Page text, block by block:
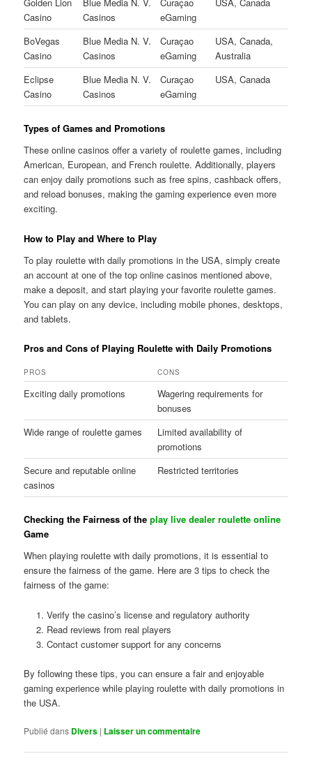
Casino
Casinos
eGaming
BoVegas
Casino
Blue Media N. V.
Casinos
Curaçao
eGaming
USA, Canada,
Australia
Eclipse
Casino
Blue Media N. V.
Casinos
Curaçao
eGaming
USA, Canada
Types of Games and Promotions
These online casinos offer a variety of roulette games, including
American, European, and French roulette. Additionally, players
can enjoy daily promotions such as free spins, cashback offers,
and reload bonuses, making the gaming experience even more
exciting.
How to Play and Where to Play
To play roulette with daily promotions in the USA, simply create
an account at one of the top online casinos mentioned above,
make a deposit, and start playing your favorite roulette games.
You can play on any device, including mobile phones, desktops,
and tablets.
Pros and Cons of Playing Roulette with Daily Promotions
PROS CONS
Exciting daily promotions
Wagering requirements for
bonuses
Wide range of roulette games
Limited availability of
promotions
Secure and reputable online
casinos
Restricted territories
Checking the Fairness of theplay live dealer roulette online
Game
When playing roulette with daily promotions, it is essential to
ensure the fairness of the game. Here are 3 tips to check the
fairness of the game:
Verify the casino’s license and regulatory authority
Read reviews from real players
Contact customer support for any concerns
By following these tips, you can ensure a fair and enjoyable
gaming experience while playing roulette with daily promotions in
the USA.
Publié dans Divers | Laisser un commentaire